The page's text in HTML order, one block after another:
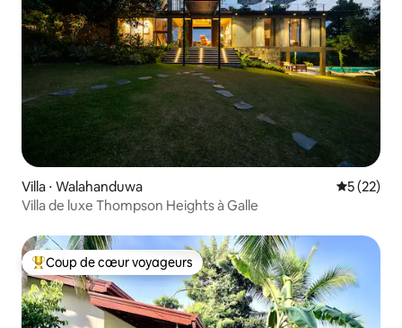
Villa ⋅ Walahanduwa
5 (22)
Villa de luxe Thompson Heights à Galle
Coups de cœur voyageurs les plus appréciés
Coup de cœur voyageurs